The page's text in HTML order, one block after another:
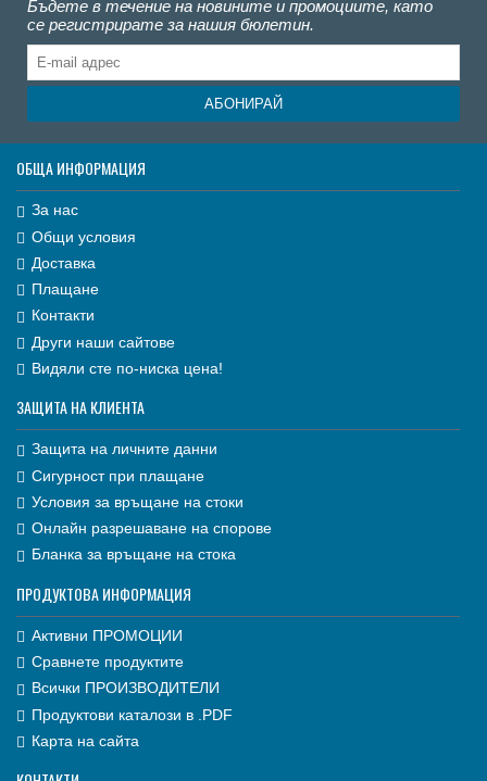
Бъдете в течение на новините и промоциите, като
се регистрирате за нашия бюлетин.
АБОНИРАЙ
ОБЩА ИНФОРМАЦИЯ
За нас
Общи условия
Доставка
Плащане
Контакти
Други наши сайтове
Видяли сте по-ниска цена!
ЗАЩИТА НА КЛИЕНТА
Защита на личните данни
Сигурност при плащане
Условия за връщане на стоки
Онлайн разрешаване на спорове
Бланка за връщане на стока
ПРОДУКТОВА ИНФОРМАЦИЯ
Активни ПРОМОЦИИ
Сравнете продуктите
Всички ПРОИЗВОДИТЕЛИ
Продуктови каталози в .PDF
Карта на сайта